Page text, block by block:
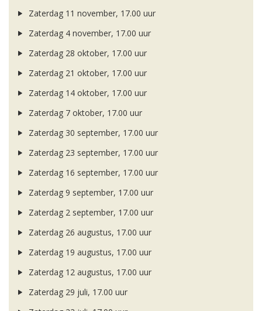
Zaterdag 11 november, 17.00 uur
Zaterdag 4 november, 17.00 uur
Zaterdag 28 oktober, 17.00 uur
Zaterdag 21 oktober, 17.00 uur
Zaterdag 14 oktober, 17.00 uur
Zaterdag 7 oktober, 17.00 uur
Zaterdag 30 september, 17.00 uur
Zaterdag 23 september, 17.00 uur
Zaterdag 16 september, 17.00 uur
Zaterdag 9 september, 17.00 uur
Zaterdag 2 september, 17.00 uur
Zaterdag 26 augustus, 17.00 uur
Zaterdag 19 augustus, 17.00 uur
Zaterdag 12 augustus, 17.00 uur
Zaterdag 29 juli, 17.00 uur